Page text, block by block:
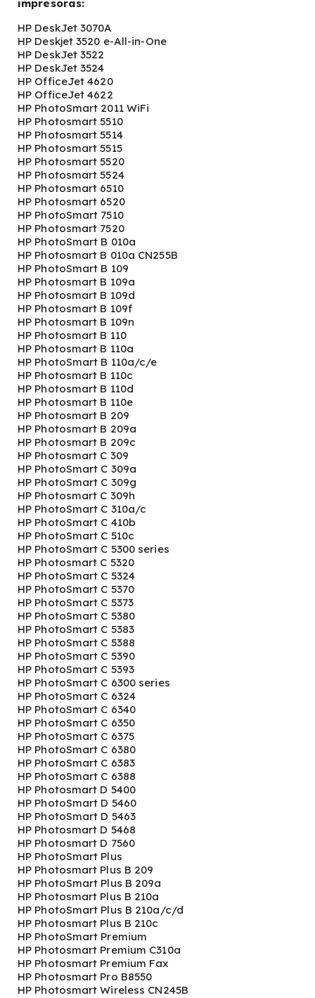
impresoras:
HP DeskJet 3070A
HP Deskjet 3520 e-All-in-One
HP DeskJet 3522
HP DeskJet 3524
HP OfficeJet 4620
HP OfficeJet 4622
HP PhotoSmart 2011 WiFi
HP Photosmart 5510
HP Photosmart 5514
HP Photosmart 5515
HP Photosmart 5520
HP Photosmart 5524
HP Photosmart 6510
HP Photosmart 6520
HP PhotoSmart 7510
HP Photosmart 7520
HP PhotoSmart B 010a
HP Photosmart B 010a CN255B
HP PhotoSmart B 109
HP Photosmart B 109a
HP Photosmart B 109d
HP Photosmart B 109f
HP Photosmart B 109n
HP Photosmart B 110
HP Photosmart B 110a
HP PhotoSmart B 110a/c/e
HP Photosmart B 110c
HP Photosmart B 110d
HP Photosmart B 110e
HP Photosmart B 209
HP Photosmart B 209a
HP Photosmart B 209c
HP Photosmart C 309
HP PhotoSmart C 309a
HP PhotoSmart C 309g
HP Photosmart C 309h
HP PhotoSmart C 310a/c
HP PhotoSmart C 410b
HP PhotoSmart C 510c
HP PhotoSmart C 5300 series
HP Photosmart C 5320
HP PhotoSmart C 5324
HP PhotoSmart C 5370
HP PhotoSmart C 5373
HP PhotoSmart C 5380
HP PhotoSmart C 5383
HP PhotoSmart C 5388
HP PhotoSmart C 5390
HP PhotoSmart C 5393
HP PhotoSmart C 6300 series
HP PhotoSmart C 6324
HP PhotoSmart C 6340
HP PhotoSmart C 6350
HP PhotoSmart C 6375
HP PhotoSmart C 6380
HP PhotoSmart C 6383
HP PhotoSmart C 6388
HP Photosmart D 5400
HP PhotoSmart D 5460
HP PhotoSmart D 5463
HP Photosmart D 5468
HP Photosmart D 7560
HP PhotoSmart Plus
HP Photosmart Plus B 209
HP PhotoSmart Plus B 209a
HP Photosmart Plus B 210a
HP PhotoSmart Plus B 210a/c/d
HP Photosmart Plus B 210c
HP PhotoSmart Premium
HP Photosmart Premium C310a
HP Photosmart Premium Fax
HP Photosmart Pro B8550
HP Photosmart Wireless CN245B